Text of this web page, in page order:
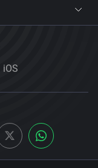
iOS